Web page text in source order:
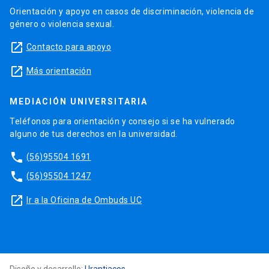
Evaluación de costo efectividad del tratamiento
múltiple 2012-13.
Revisión sistemática de la evidencia de costo-
crónica por Virus Hepatitis C Investigador
Principal Financiamiento: MSD, 2013-14.
efectividad en la vacunación para la infección por
virus papiloma humano. Investigador Principal.
Daclatasvir/Asunaprevir para el tratamiento de la
Orientación y apoyo en casos de discriminación, violencia de
género o violencia sexual.
launch Contacto para apoyo
launch Más orientación
MEDIACIÓN UNIVERSITARIA
Teléfonos para orientación y consejo si se ha vulnerado
alguno de tus derechos en la universidad.
phone (56)95504 1691
phone (56)95504 1247
launch Ir a la Oficina de Ombuds UC